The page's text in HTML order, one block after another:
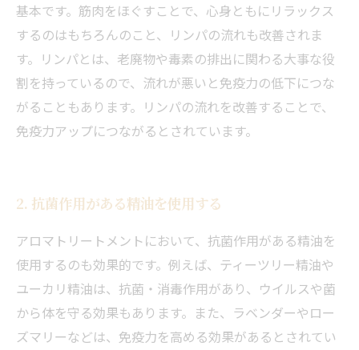
基本です。筋肉をほぐすことで、心身ともにリラックス
するのはもちろんのこと、リンパの流れも改善されま
す。リンパとは、老廃物や毒素の排出に関わる大事な役
割を持っているので、流れが悪いと免疫力の低下につな
がることもあります。リンパの流れを改善することで、
免疫力アップにつながるとされています。
2. 抗菌作用がある精油を使用する
アロマトリートメントにおいて、抗菌作用がある精油を
使用するのも効果的です。例えば、ティーツリー精油や
ユーカリ精油は、抗菌・消毒作用があり、ウイルスや菌
から体を守る効果もあります。また、ラベンダーやロー
ズマリーなどは、免疫力を高める効果があるとされてい